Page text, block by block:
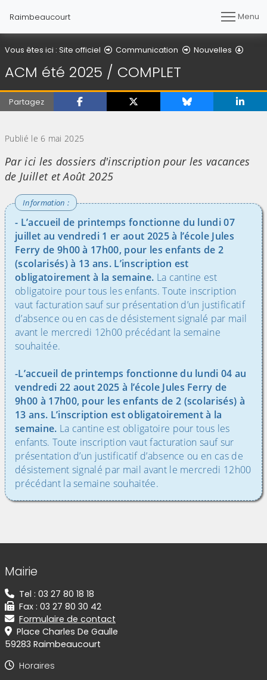
Raimbeaucourt Menu
Vous êtes ici : Site officiel Communication Nouvelles
ACM été 2025 / COMPLET
Partagez
Publié le 6 mai 2025
Par ici les dossiers d'inscription pour les vacances
de Juillet et Août 2025
- L’accueil de printemps fonctionne du lundi 07
juillet au vendredi 1 er aout 2025 à l’école Jules
Ferry de 9h00 à 17h00, pour les enfants de 2
(scolarisés) à 13 ans. L’inscription est
obligatoirement à la semaine. La cantine est
obligatoire pour tous les enfants. Toute inscription
vaut facturation sauf sur présentation d’un justificatif
d’absence ou en cas de désistement signalé par mail
avant le mercredi 12h00 précédant la semaine
souhaitée.
-L’accueil de printemps fonctionne du lundi 04 au
vendredi 22 aout 2025 à l’école Jules Ferry de
9h00 à 17h00, pour les enfants de 2 (scolarisés) à
13 ans. L’inscription est obligatoirement à la
semaine. La cantine est obligatoire pour tous les
enfants. Toute inscription vaut facturation sauf sur
présentation d’un justificatif d’absence ou en cas de
désistement signalé par mail avant le mercredi 12h00
précédant la semaine souhaitée.
Informations de contact
Mairie
Tel : 03 27 80 18 18
Fax : 03 27 80 30 42
Formulaire de contact
Place Charles De Gaulle
59283 Raimbeaucourt
Horaires